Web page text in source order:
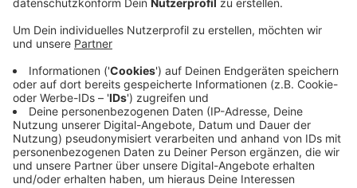
Die kleinere Impfstelle an der Hammer Landstraße
wird es nicht mehr geben, diese wird vom Impfzentrum
abgelöst. Mindestens 2400 Impfungensollen dort
täglich angeboten werden. Im September hatte das
Land NRW die Impftzentren schließen lassen, darunter
auch das in Neuss. Wer ab heute wieder dort hingehen